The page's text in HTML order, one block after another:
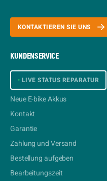
KONTAKTIEREN SIE UNS
KUNDENSERVICE
• LIVE STATUS REPARATUR
Neue E-bike Akkus
Kontakt
Garantie
Zahlung und Versand
Bestellung aufgeben
Bearbeitungszeit